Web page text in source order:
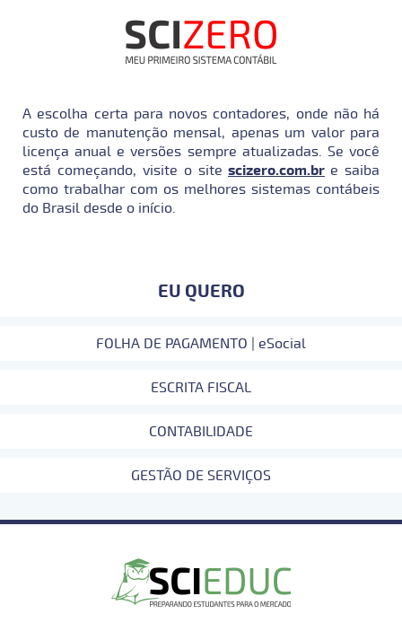
A escolha certa para novos contadores, onde não há
custo de manutenção mensal, apenas um valor para
licença anual e versões sempre atualizadas. Se você
está começando, visite o site scizero.com.br e saiba
como trabalhar com os melhores sistemas contábeis
do Brasil desde o início.
EU QUERO
FOLHA DE PAGAMENTO | eSocial
ESCRITA FISCAL
CONTABILIDADE
GESTÃO DE SERVIÇOS